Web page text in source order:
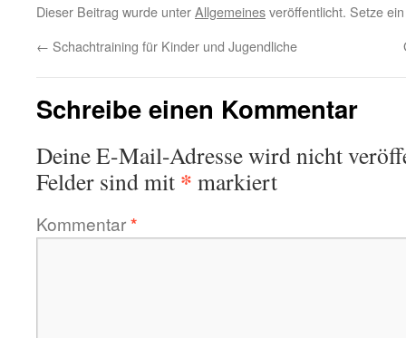
Dieser Beitrag wurde unterAllgemeinesveröffentlicht. Setze
← Schachtraining für Kinder und Jugendliche
Schreibe einen Kommentar
Deine E-Mail-Adresse wird nicht
Felder sind mit * markiert
Kommentar*